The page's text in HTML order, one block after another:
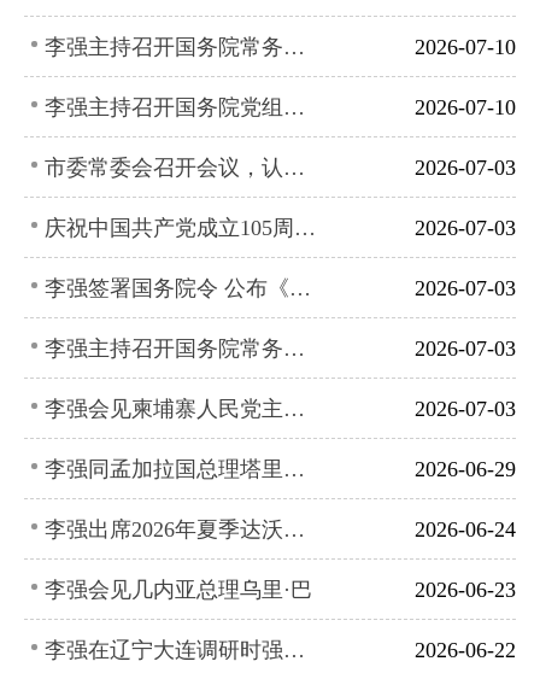
李强主持召开国务院常务会议 进一步部署防汛抗洪救灾工作等 2026-07-10
李强主持召开国务院党组会议 2026-07-10
市委常委会召开会议，认真学习习近平总书记在庆祝中国共产党成立105周年大会上的重要讲话 2026-07-03
庆祝中国共产党成立105周年大会在京隆重举行 2026-07-03
李强签署国务院令 公布《退役军人就业创业促进条例》 2026-07-03
李强主持召开国务院常务会议 听取人工智能发展情况汇报等 2026-07-03
李强会见柬埔寨人民党主席、参议院主席洪森 2026-07-03
李强同孟加拉国总理塔里克会谈 2026-06-29
李强出席2026年夏季达沃斯论坛开幕式并致辞 2026-06-24
李强会见几内亚总理乌里·巴 2026-06-23
李强在辽宁大连调研时强调 大力发展高端装备制造业 加快建设现代化产业体系 2026-06-22